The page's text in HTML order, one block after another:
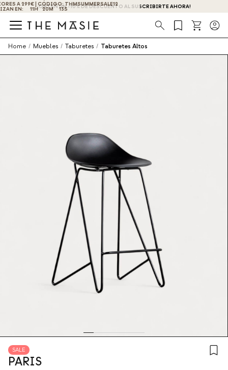
¡OBTÉN UN -10% DE DESCUENTO AL SUSCRIBIRTE AHORA!
Búsqueda
Home / Muebles / Taburetes / Taburetes Altos
SALE
PARIS